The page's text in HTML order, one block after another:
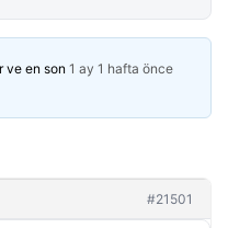
ve en son 1 ay 1 hafta önce
#21501